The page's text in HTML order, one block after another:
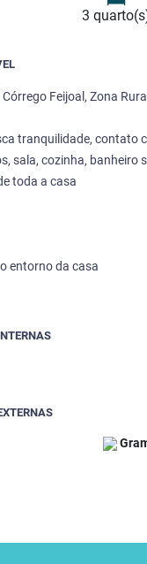
3
Feijoal, Zona
tranquilidade, contato
sala, cozinha, banheiro
toda a casa
entorno da casa